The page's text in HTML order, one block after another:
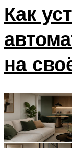
Как
на